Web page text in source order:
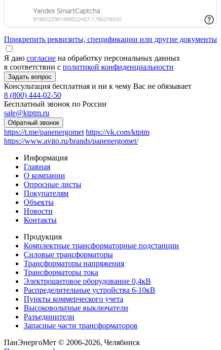
Прикрепить реквизиты, спецификации или другие документы
Я даю согласие на обработку персональных данных
в соответствии с политикой конфиденциальности
Консультация бесплатная и ни к чему Вас не обязывает
8 (800) 444-02-50
Бесплатный звонок по России
sale@ktptm.ru
https://t.me/panenergomet https://vk.com/ktptm
https://www.avito.ru/brands/panenergomet/
Информация
Главная
О компании
Опросные листы
Покупателям
Объекты
Новости
Контакты
Продукция
Комплектные трансформаторные подстанции
Силовые трансформаторы
Трансформаторы напряжения
Трансформаторы тока
Электрощитовое оборудование 0,4кВ
Распределительные устройства 6-10кВ
Пункты коммерческого учета
Высоковольтные выключатели
Разъединители
Запасные части трансформаторов
ПанЭнергоМет © 2006-2026, Челябинск